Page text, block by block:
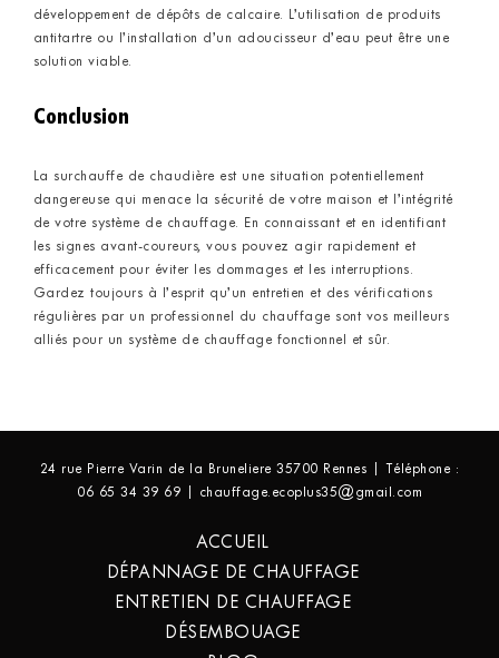
développement de dépôts de calcaire. L’utilisation de produits
antitartre ou l’installation d’un adoucisseur d’eau peut être une
solution viable.
Conclusion
La surchauffe de chaudière est une situation potentiellement
dangereuse qui menace la sécurité de votre maison et l’intégrité
de votre système de chauffage. En connaissant et en identifiant
les signes avant-coureurs, vous pouvez agir rapidement et
efficacement pour éviter les dommages et les interruptions.
Gardez toujours à l’esprit qu’un entretien et des vérifications
régulières par un professionnel du chauffage sont vos meilleurs
alliés pour un système de chauffage fonctionnel et sûr.
24 rue Pierre Varin de la Bruneliere 35700 Rennes | Téléphone :
06 65 34 39 69 | chauffage.ecoplus35@gmail.com
ACCUEIL
DÉPANNAGE DE CHAUFFAGE
ENTRETIEN DE CHAUFFAGE
DÉSEMBOUAGE